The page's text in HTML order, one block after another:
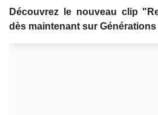
Découvrez le nouveau clip
dès maintenant sur Générations